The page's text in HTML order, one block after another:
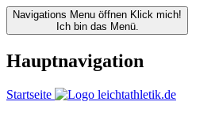
Navigations Menu öffnen Klick mich!
Ich bin das Menü.
Hauptnavigation
Startseite